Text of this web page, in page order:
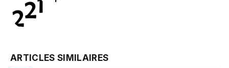
ARTICLES SIMILAIRES